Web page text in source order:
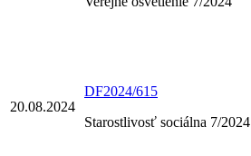
20.08.2024
DF2024/615
Starostlivosť sociálna 7/2024